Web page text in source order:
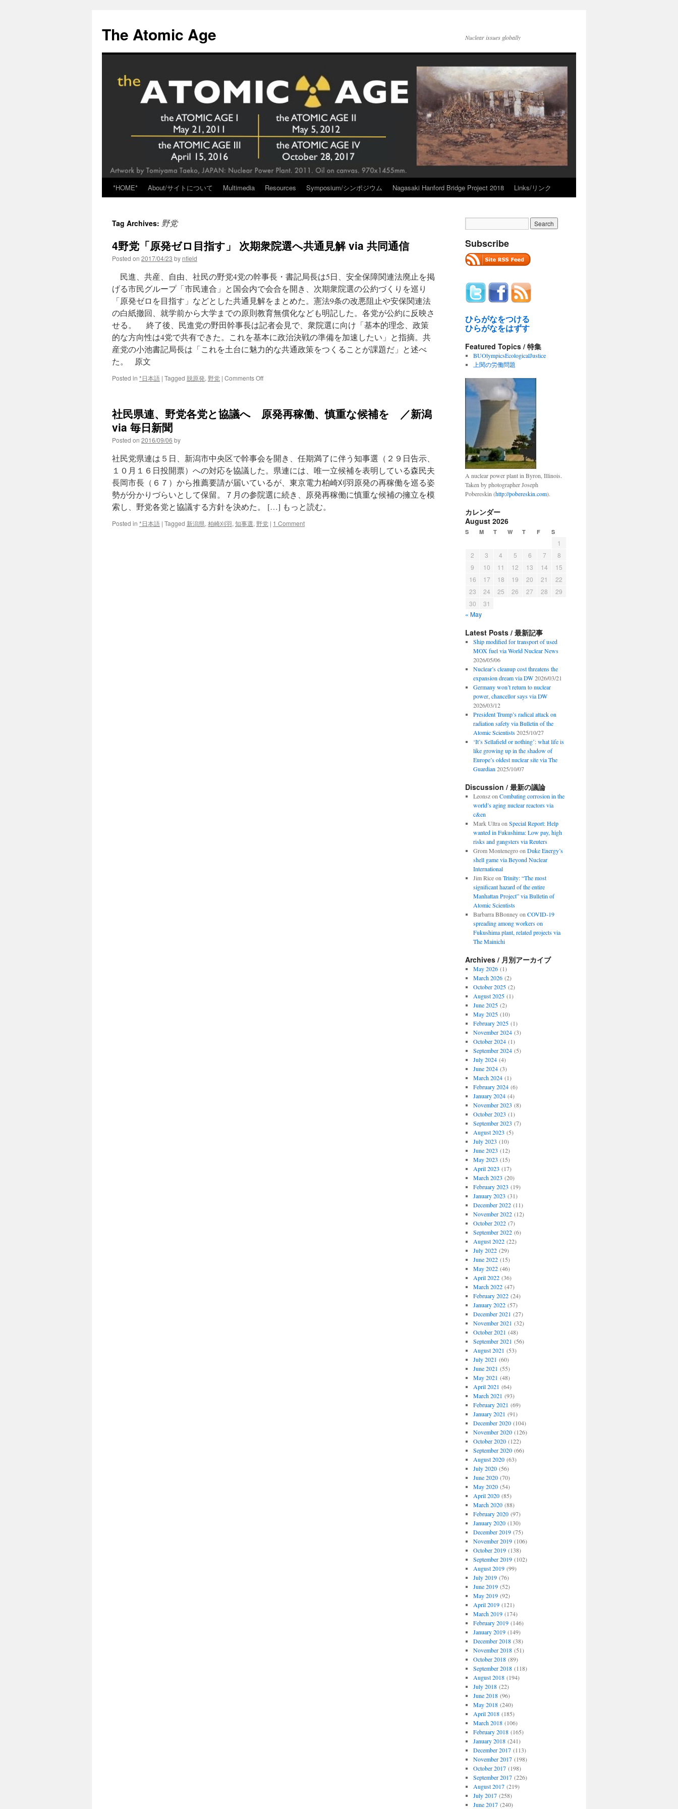
content
The Atomic Age Nuclear issues globally
*HOME* About/サイトについて Multimedia Resources Symposium/シンポジウム Nagasaki Hanford Bridge Project 2018 Links/リンク
Tag Archives: 野党
4野党「原発ゼロ目指す」 次期衆院選へ共通見解 via 共同通信
Posted on 2017/04/23 by nfield
民進、共産、自由、社民の野党4党の幹事長・書記局長は5日、安全保障関連法廃止を掲
げる市民グループ「市民連合」と国会内で会合を開き、次期衆院選の公約づくりを巡り
「原発ゼロを目指す」などとした共通見解をまとめた。憲法9条の改悪阻止や安保関連法
の白紙撤回、就学前から大学までの原則教育無償化なども明記した。各党が公約に反映さ
せる。 終了後、民進党の野田幹事長は記者会見で、衆院選に向け「基本的理念、政策
的な方向性は4党で共有できた。これを基本に政治決戦の準備を加速したい」と指摘。共
産党の小池書記局長は「これを土台に魅力的な共通政策をつくることが課題だ」と述べ
た。 原文
Posted in *日本語 | Tagged 脱原発, 野党 | Comments Offon
「原
指
す」
次
期
衆
院
選
へ
社民県連、野党各党と協議へ 原発再稼働、慎重な候補を ／新潟
via 毎日新聞
Posted on 2016/09/06 by
社民党県連は５日、新潟市中央区で幹事会を開き、任期満了に伴う知事選（２９日告示、
１０月１６日投開票）への対応を協議した。県連には、唯一立候補を表明している森民夫
長岡市長（６７）から推薦要請が届いているが、東京電力柏崎刈羽原発の再稼働を巡る姿
勢が分かりづらいとして保留。７月の参院選に続き、原発再稼働に慎重な候補の擁立を模
索し、野党各党と協議する方針を決めた。 […] もっと読む。
Posted in *日本語 | Tagged 新潟県, 柏崎刈羽, 知事選, 野党 | 1 Comment
Subscribe
ひらがなをつける
ひらがなをはずす
Featured Topics / 特集
BUOlympicsEcologicalJustice
上関の労働問題
A nuclear power plant in Byron, Illinois.
Taken by photographer Joseph
Pobereskin (http://pobereskin.com).
カレンダー
August 2026
S M T W T F S
1
2
3 4 5 6 7
8
9
10 11 12 13 14
15
16
17 18 19 20 21
22
23
24 25 26 27 28
29
30
31
« May
Latest Posts / 最新記事
Ship modified for transport of used
MOX fuel via World Nuclear News
2026/05/06
Nuclear’s cleanup cost threatens the
expansion dream via DW 2026/03/21
Germany won’t return to nuclear
power, chancellor says via DW
2026/03/12
President Trump’s radical attack on
radiation safety via Bulletin of the
Atomic Scientists 2025/10/27
‘It’s Sellafield or nothing’: what life is
like growing up in the shadow of
Europe’s oldest nuclear site via The
Guardian 2025/10/07
Discussion / 最新の議論
Leonszon Combating corrosion in the
world’s aging nuclear reactors via
c&en
Mark Ultraon Special Report: Help
wanted in Fukushima: Low pay, high
risks and gangsters via Reuters
Grom Montenegroon Duke Energy’s
shell game via Beyond Nuclear
International
Jim Riceon Trinity: “The most
significant hazard of the entire
Manhattan Project” via Bulletin of
Atomic Scientists
Barbarra BBonneyon COVID-19
spreading among workers on
Fukushima plant, related projects via
The Mainichi
Archives / 月別アーカイブ
May 2026(1)
March 2026(2)
October 2025(2)
August 2025(1)
June 2025(2)
May 2025(10)
February 2025(1)
November 2024(3)
October 2024(1)
September 2024(5)
July 2024(4)
June 2024(3)
March 2024(1)
February 2024(6)
January 2024(4)
November 2023 (8)
October 2023 (1)
September 2023 (7)
August 2023 (5)
July 2023 (10)
June 2023 (12)
May 2023 (15)
April 2023 (17)
March 2023 (20)
February 2023 (19)
January 2023 (31)
December 2022(11)
November 2022(12)
October 2022(7)
September 2022(6)
August 2022(22)
July 2022(29)
June 2022(15)
May 2022(46)
April 2022(36)
March 2022(47)
February 2022(24)
January 2022(57)
December 2021 (27)
November 2021 (32)
October 2021 (48)
September 2021 (56)
August 2021 (53)
July 2021 (60)
June 2021 (55)
May 2021 (48)
April 2021 (64)
March 2021 (93)
February 2021 (69)
January 2021 (91)
December 2020(104)
November 2020(126)
October 2020(122)
September 2020(66)
August 2020(63)
July 2020(56)
June 2020(70)
May 2020(54)
April 2020(85)
March 2020(88)
February 2020(97)
January 2020(130)
December 2019(75)
November 2019(106)
October 2019(138)
September 2019(102)
August 2019(99)
July 2019(76)
June 2019(52)
May 2019(92)
April 2019(121)
March 2019(174)
February 2019(146)
January 2019(149)
December 2018(38)
November 2018(51)
October 2018(89)
September 2018(118)
August 2018(194)
July 2018(22)
June 2018(96)
May 2018(240)
April 2018(185)
March 2018(106)
February 2018(165)
January 2018(241)
December 2017(113)
November 2017(198)
October 2017(198)
September 2017(226)
August 2017(219)
July 2017(258)
June 2017(240)